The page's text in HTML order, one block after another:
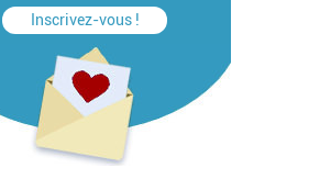
Inscrivez-vous !